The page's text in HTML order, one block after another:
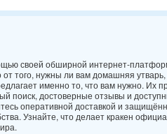
своей обширной интернет-
того, нужны ли вам домашняя
именно то, что вам нужно. Их
поиск, достоверные отзывы и
оперативной доставкой и
Узнайте, что делает кракен